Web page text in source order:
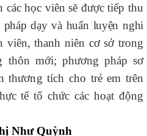
học viên sẽ được tiếp thu
pháp dạy và huấn luyện nghi
viên, thanh niên cơ sở trong
thôn mới; phương pháp sơ
thương tích cho trẻ em trên
tế tổ chức các hoạt động
Như Quỳnh